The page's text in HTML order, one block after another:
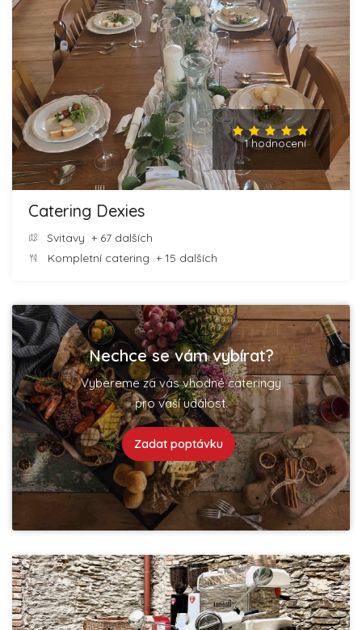
1 hodnocení
Catering Dexies
Svitavy + 67 dalších
Kompletní catering + 15 dalších
Nechce se vám vybírat?
Vybereme za vás vhodné cateringy
pro vaší událost.
Zadat poptávku